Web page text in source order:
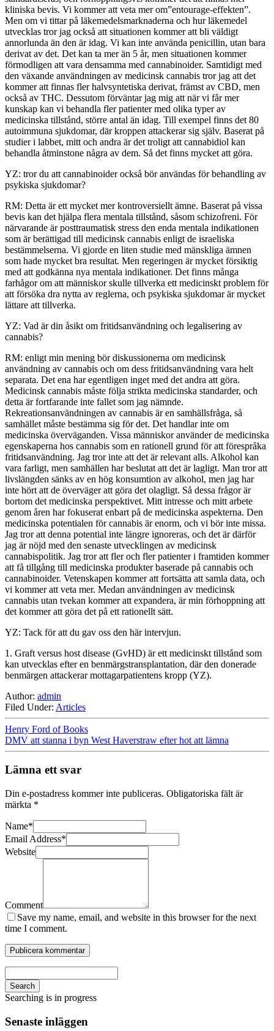
kliniska bevis. Vi kommer att veta mer om”entourage-effekten”.
Men om vi tittar på läkemedelsmarknaderna och hur läkemedel
utvecklas tror jag också att situationen kommer att bli väldigt
annorlunda än den är idag. Vi kan inte använda penicillin, utan bara
derivat av det. Det kan ta mer än 5 år, men situationen kommer
förmodligen att vara densamma med cannabinoider. Samtidigt med
den växande användningen av medicinsk cannabis tror jag att det
kommer att finnas fler halvsyntetiska derivat, främst av CBD, men
också av THC. Dessutom förväntar jag mig att när vi får mer
kunskap kan vi behandla fler patienter med olika typer av
medicinska tillstånd, större antal än idag. Till exempel finns det 80
autoimmuna sjukdomar, där kroppen attackerar sig själv. Baserat på
studier i labbet, mitt och andra är det troligt att cannabidiol kan
behandla åtminstone några av dem. Så det finns mycket att göra.
YZ: tror du att cannabinoider också bör användas för behandling av
psykiska sjukdomar?
RM: Detta är ett mycket mer kontroversiellt ämne. Baserat på vissa
bevis kan det hjälpa flera mentala tillstånd, såsom schizofreni. För
närvarande är posttraumatisk stress den enda mentala indikationen
som är berättigad till medicinsk cannabis enligt de israeliska
bestämmelserna. Vi gjorde en liten studie med mänskliga ämnen
som hade mycket bra resultat. Men regeringen är mycket försiktig
med att godkänna nya mentala indikationer. Det finns många
farhågor om att människor skulle tillverka ett medicinskt problem för
att försöka dra nytta av reglerna, och psykiska sjukdomar är mycket
lättare att tillverka.
YZ: Vad är din åsikt om fritidsanvändning och legalisering av
cannabis?
RM: enligt min mening bör diskussionerna om medicinsk
användning av cannabis och om dess fritidsanvändning vara helt
separata. Det ena har egentligen inget med det andra att göra.
Medicinsk cannabis måste följa strikta medicinska standarder, och
detta är fortfarande inte fallet som jag nämnde.
Rekreationsanvändningen av cannabis är en samhällsfråga, så
samhället måste bestämma sig för det. Det handlar inte om
medicinska överväganden. Vissa människor använder de medicinska
egenskaperna hos cannabis som en rationell grund för att förespråka
fritidsanvändning. Jag tror inte att det är relevant alls. Alkohol kan
vara farligt, men samhällen har beslutat att det är lagligt. Man tror att
livslängden sänks av en hög konsumtion av alkohol, men jag har
inte hört att de överväger att göra det olagligt. Så dessa frågor är
bortom det medicinska perspektivet. Mitt intresse och mitt arbete
genom åren har fokuserat enbart på de medicinska aspekterna. Den
medicinska potentialen för cannabis är enorm, och vi bör inte missa.
Jag tror att denna potential inte längre ignoreras, och det är därför
jag är nöjd med den senaste utvecklingen av medicinsk
cannabispolitik. Jag tror att fler och fler patienter i framtiden kommer
att få tillgång till medicinska produkter baserade på cannabis och
cannabinoider. Vetenskapen kommer att fortsätta att samla data, och
vi kommer att veta mer. Medan användningen av medicinsk
cannabis utan tvekan kommer att expandera, är min förhoppning att
det kommer att göra det på ett rationellt sätt.
YZ: Tack för att du gav oss den här intervjun.
1. Graft versus host disease (GvHD) är ett medicinskt tillstånd som
kan utvecklas efter en benmärgstransplantation, där den donerade
benmärgen attackerar mottagarpatientens kropp (YZ).
Author: admin
Filed Under: Articles
Henry Ford of Books
DMV att stanna i byn West Haverstraw efter hot att lämna
Lämna ett svar
Din e-postadress kommer inte publiceras. Obligatoriska fält är
märkta *
Name*
Email Address*
Website
Comment
Save my name, email, and website in this browser for the next
time I comment.
Search
Searching is in progress
Senaste inläggen